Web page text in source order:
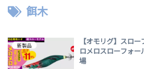
餌木
新製品
【オモリグ】スロ
ロメロスローフォ
場